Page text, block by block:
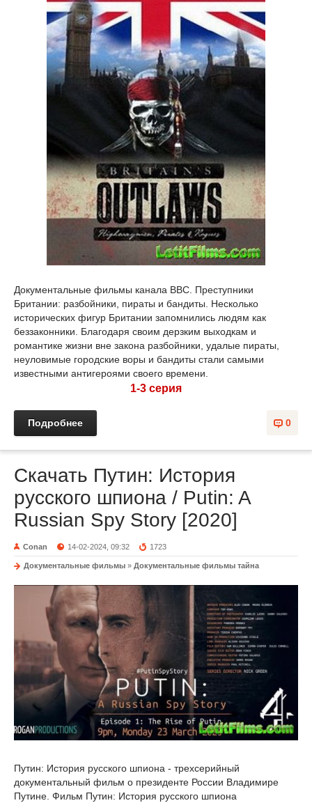
Документальные фильмы канала BBC. Преступники
Британии: разбойники, пираты и бандиты. Несколько
исторических фигур Британии запомнились людям как
беззаконники. Благодаря своим дерзким выходкам и
романтике жизни вне закона разбойники, удалые пираты,
неуловимые городские воры и бандиты стали самыми
известными антигероями своего времени.
1-3 серия
0
Подробнее
Скачать Путин: История
русского шпиона / Putin: A
Russian Spy Story [2020]
Conan 14-02-2024, 09:32 1723
Документальные фильмы » Документальные фильмы тайна
Путин: История русского шпиона - трехсерийный
документальный фильм о президенте России Владимире
Путине. Фильм Путин: История русского шпиона